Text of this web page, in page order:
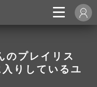
プレイリス
りしているユ